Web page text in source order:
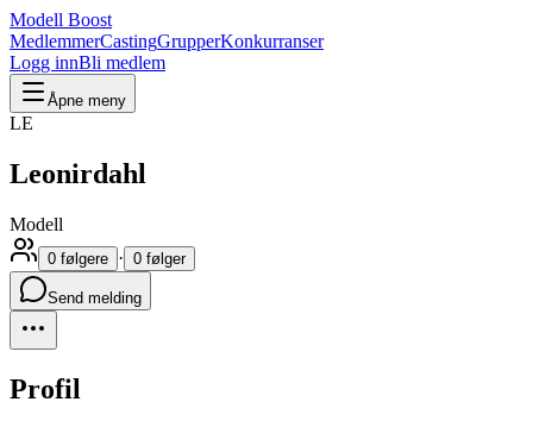
Modell Boost
MedlemmerCastingGrupperKonkurranser
Logg innBli medlem
Åpne meny
LE
Leonirdahl
Modell
0 følgere · 0 følger
Send melding
Profil